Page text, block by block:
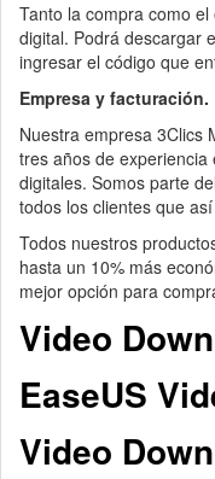
Tanto la compra como
digital. Podrá descargar
ingresar el código que
Empresa y facturación.
Nuestra empresa 3Clics
tres años de
digitales. Somos parte
todos los clientes que
Todos nuestros
hasta un 10% más
mejor opción para
Video
EaseUS
Video